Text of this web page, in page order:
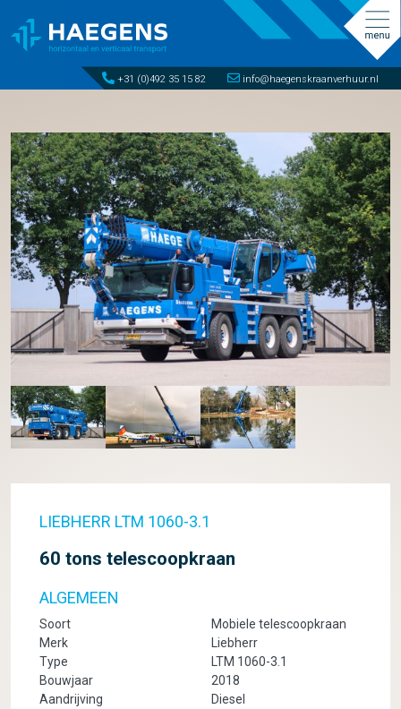
+31 (0)492 35 15 82 info@haegenskraanverhuur.nl
LIEBHERR LTM 1060-3.1
60 tons telescoopkraan
ALGEMEEN
Soort
Mobiele telescoopkraan
Merk
Liebherr
Type
LTM 1060-3.1
Bouwjaar
2018
Aandrijving
Diesel